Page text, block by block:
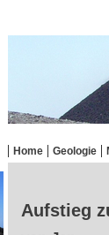
Home Geologie
Aufstieg